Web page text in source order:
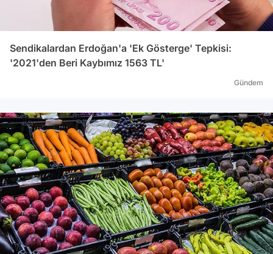
Sendikalardan Erdoğan'a 'Ek Gösterge' Tepkisi:
'2021'den Beri Kaybımız 1563 TL'
Gündem